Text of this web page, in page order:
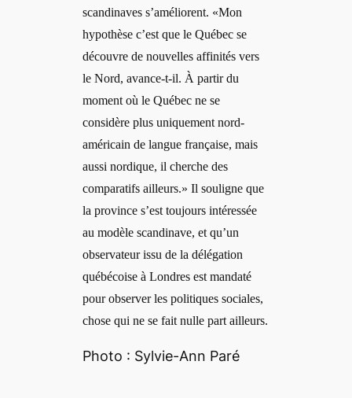
scandinaves s’améliorent. «Mon
hypothèse c’est que le Québec se
découvre de nouvelles affinités vers
le Nord, avance-t-il. À partir du
moment où le Québec ne se
considère plus uniquement nord-
américain de langue française, mais
aussi nordique, il cherche des
comparatifs ailleurs.» Il souligne que
la province s’est toujours intéressée
au modèle scandinave, et qu’un
observateur issu de la délégation
québécoise à Londres est mandaté
pour observer les politiques sociales,
chose qui ne se fait nulle part ailleurs.
Photo : Sylvie-Ann Paré